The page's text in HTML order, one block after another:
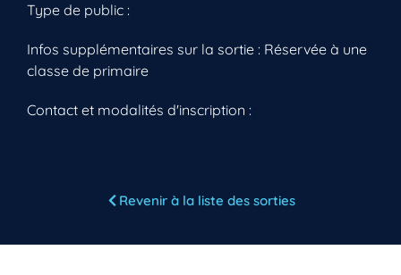
Type de public :
Infos supplémentaires sur la sortie : Réservée à une
classe de primaire
Contact et modalités d'inscription :
Revenir à la liste des sorties
Vous n’êtes pas encore inscrit à Biolit ?
Inscrivez-vous dès maintenant